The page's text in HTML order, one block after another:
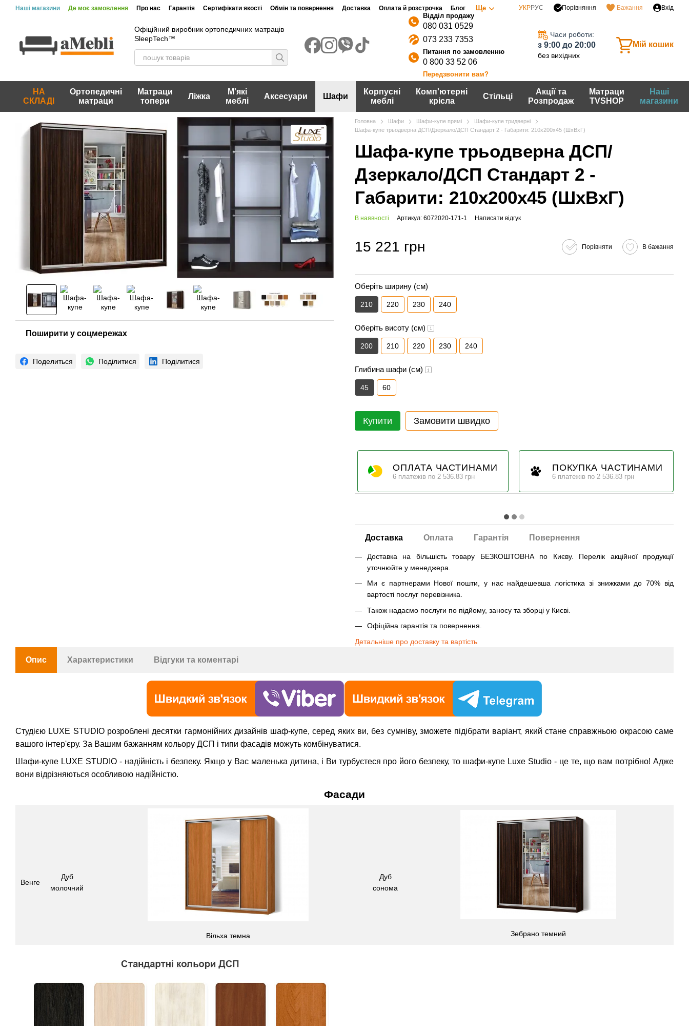
Перейти до основного контенту
Наші магазини Де моє замовлення Про нас Гарантія Сертифікати якості Обмін та повернення Доставка Оплата й розстрочка Блог Ще УКРРУС Порівняння Бажання Вхід
Офіційний виробник ортопедичних матраців
SleepTech™
080 031 0529
073 233 7353
0 800 33 52 06
Передзвонити вам?
Часи роботи:
з 9:00 до 20:00
без вихідних
Мій кошик
НА
СКЛАДІ
Ортопедичні
матраци
Матраци
топери
Ліжка
М'які
меблі
Аксесуари Шафи
Корпусні
меблі
Комп'ютерні
крісла
Стільці
Акції та
Розпродаж
Матраци
TVSHOP
Наші
магазини
Поширити у соцмережах
Поделиться Поділитися Поділитися
Головна Шафи Шафи-купе прямі
Шафи-купе тридверні
Шафа-купе трьодверна ДСП/Дзеркало/ДСП Стандарт 2 - Габарити: 210х200х45 (ШхВхГ)
Шафа-купе трьодверна ДСП/
Дзеркало/ДСП Стандарт 2 -
Габарити: 210х200х45 (ШхВхГ)
В наявності Артикул: 6072020-171-1 Написати відгук
15 221 грн Порівняти В бажання
Оберіть ширину (см)
210 220 230 240
Оберіть висоту (см)
200 210 220 230 240
Глибина шафи (см)
45 60
Купити Замовити швидко
ОПЛАТА ЧАСТИНАМИ
6 платежів по 2 536.83 грн
ПОКУПКА ЧАСТИНАМИ
6 платежів по 2 536.83 грн
Доставка Оплата Гарантія Повернення
Доставка на більшість товару БЕЗКОШТОВНА по Києву. Перелік акційної продукції
уточнюйте у менеджера.
Ми є партнерами Нової пошти, у нас найдешевша логістика зі знижками до 70% від
вартості послуг перевізника.
Також надаємо послуги по підйому, заносу та зборці у Києві.
Офіційна гарантія та повернення.
Детальніше про доставку та вартість
Опис Характеристики Відгуки та коментарі
Студією LUXE STUDIO розроблені десятки гармонійних дизайнів шаф-купе, серед яких ви, без сумніву, зможете підібрати варіант, який стане справжньою окрасою саме
вашого інтер'єру. За Вашим бажанням кольору ДСП і типи фасадів можуть комбінуватися.
Шафи-купе LUXE STUDIO - надійність і безпеку. Якщо у Вас маленька дитина, і Ви турбуєтеся про його безпеку, то шафи-купе Luxe Studio - це те, що вам потрібно! Адже
вони відрізняються особливою надійністю.
Фасади
Венге
Дуб
молочний
Вільха темна
Дуб
сонома
Зебрано темний